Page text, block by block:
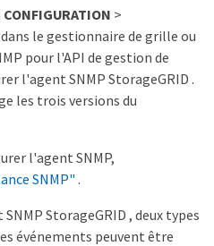
CONFIGURATION >
dans le gestionnaire de grille ou
pour l'API de gestion de
l'agent SNMP StorageGRID .
les trois versions du
l'agent SNMP,
SNMP" .
StorageGRID , deux types
événements peuvent être